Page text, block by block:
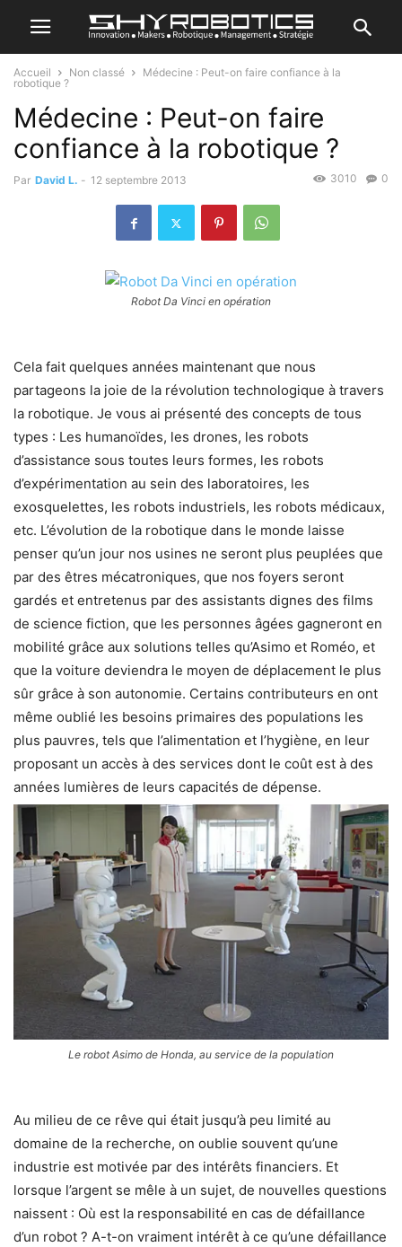
Accueil Non classé
Médecine : Peut-on faire confiance à la
robotique ?
Médecine : Peut-on faire
confiance à la robotique ?
Par David L. - 12 septembre 2013 0
3010
Robot Da Vinci en opération
Cela fait quelques années maintenant que nous
partageons la joie de la révolution technologique à travers
la robotique. Je vous ai présenté des concepts de tous
types : Les humanoïdes, les drones, les robots
d’assistance sous toutes leurs formes, les robots
d’expérimentation au sein des laboratoires, les
exosquelettes, les robots industriels, les robots médicaux,
etc. L’évolution de la robotique dans le monde laisse
penser qu’un jour nos usines ne seront plus peuplées que
par des êtres mécatroniques, que nos foyers seront
gardés et entretenus par des assistants dignes des films
de science fiction, que les personnes âgées gagneront en
mobilité grâce aux solutions telles qu’Asimo et Roméo, et
que la voiture deviendra le moyen de déplacement le plus
sûr grâce à son autonomie. Certains contributeurs en ont
même oublié les besoins primaires des populations les
plus pauvres, tels que l’alimentation et l’hygiène, en leur
proposant un accès à des services dont le coût est à des
années lumières de leurs capacités de dépense.
Le robot Asimo de Honda, au service de la population
Au milieu de ce rêve qui était jusqu’à peu limité au
domaine de la recherche, on oublie souvent qu’une
industrie est motivée par des intérêts financiers. Et
lorsque l’argent se mêle à un sujet, de nouvelles questions
naissent : Où est la responsabilité en cas de défaillance
d’un robot ? A-t-on vraiment intérêt à ce qu’une défaillance